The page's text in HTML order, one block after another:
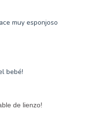
muy esponjoso
bebé!
de lienzo!